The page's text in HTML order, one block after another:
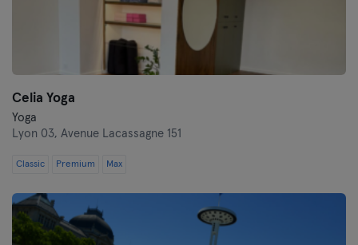
Celia Yoga
Yoga
Lyon 03, Avenue Lacassagne 151
Classic Premium Max